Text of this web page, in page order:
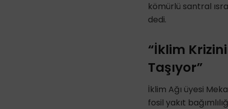
kömürlü santral
dedi.
“İklim
Taşıyor”
İklim Ağı üyesi
fosil yakıt